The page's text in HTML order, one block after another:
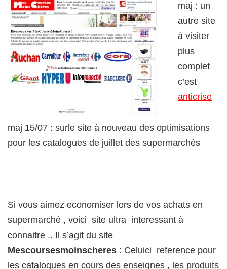
maj : un
autre site
à visiter
plus
complet
c’est
anticrise
maj 15/07 : surle site à nouveau des optimisations
pour les catalogues de juillet des supermarchés
Si vous aimez economiser lors de vos achats en
supermarché , voici site ultra interessant à
connaitre .. Il s’agit du site
Mescoursesmoinscheres : Celuici reference pour
les catalogues en cours des enseignes , les produits